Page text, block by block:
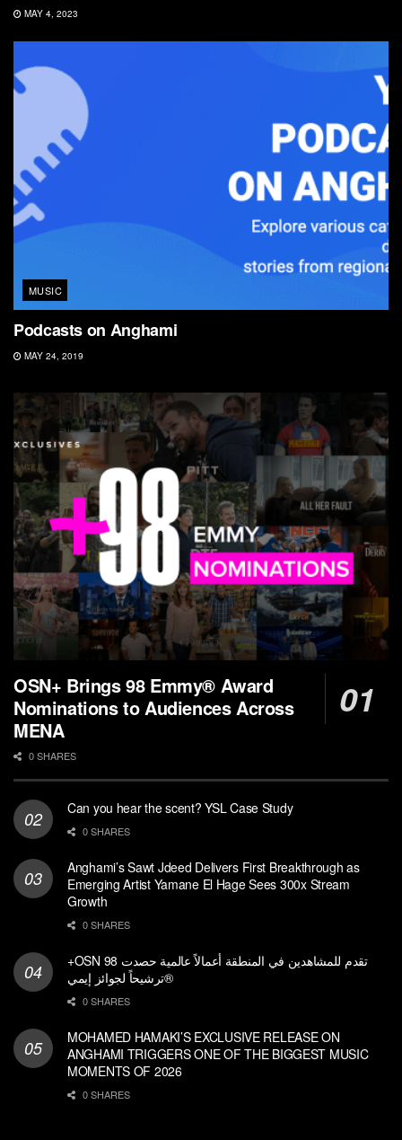
MAY 4, 2023
MUSIC
Podcasts on Anghami
MAY 24, 2019
OSN+ Brings 98 Emmy® Award
Nominations to Audiences Across
MENA
0 SHARES
Can you hear the scent? YSL Case Study
0 SHARES
Anghami’s Sawt Jdeed Delivers First Breakthrough as
Emerging Artist Yamane El Hage Sees 300x Stream
Growth
0 SHARES
+OSN تقدم للمشاهدين في المنطقة أعمالاً عالمية حصدت 98
ترشيحاً لجوائز إيمي®
0 SHARES
MOHAMED HAMAKI’S EXCLUSIVE RELEASE ON
ANGHAMI TRIGGERS ONE OF THE BIGGEST MUSIC
MOMENTS OF 2026
0 SHARES